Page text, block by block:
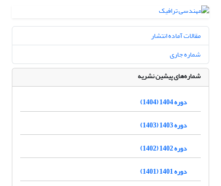
مقالات آماده انتشار
شماره جاری
شماره‌های پیشین نشریه
دوره 1404 (1404)
دوره 1403 (1403)
دوره 1402 (1402)
دوره 1401 (1401)